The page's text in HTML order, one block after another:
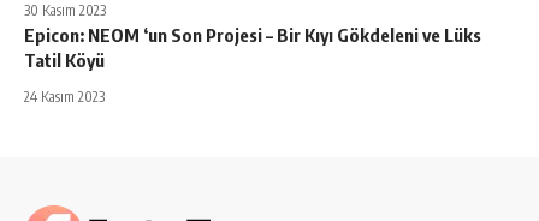
30 Kasım 2023
Epicon: NEOM ‘un Son Projesi – Bir Kıyı Gökdeleni ve Lüks
Tatil Köyü
24 Kasım 2023